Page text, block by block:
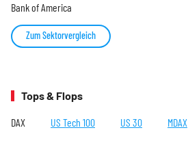
Bank of America
Zum Sektorvergleich
Tops & Flops
DAX US Tech 100 US 30 MDAX